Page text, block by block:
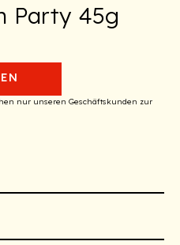
Party 45g
nur unseren Geschäftskunden zur